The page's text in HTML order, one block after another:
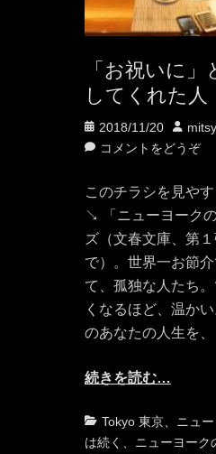
「お祝いに」
してくれた人
投
稿
2018/11/20
投
稿
mitsy
コメントをどうぞ
このチラシを見やす
↘ 「ニューヨーク
ズ（文春文庫、第
で）。世界一お節介
て、孤独な人たち
くなるほど、温か
のあなたの人生を、
続きを読む…
カ
テ
Tokyo 東京
ニュ
は続く
ニューヨーク